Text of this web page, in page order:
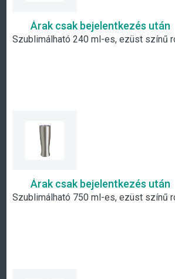
Árak csak bejelentkezés után
Árak csak bejelentkezés után